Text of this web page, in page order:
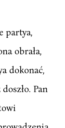
partya,
obrała,
dokonać,
Pan